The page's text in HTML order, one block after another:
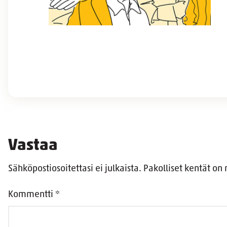
Vastaa
Sähköpostiosoitettasi ei julkaista. Pakolliset kentät on
Kommentti *